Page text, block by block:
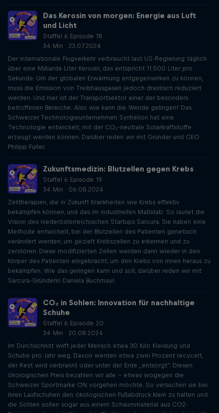
Das Kerosin von morgen: Energie aus Luft
und Licht
Staffel 6 Episode 18
34 Min · 23.07.2024
Der internationale Flugverkehr verbraucht laut US-Regierung täglich
über eine Milliarde Liter Kerosin, das entspricht 11.500 Liter pro
Sekunde. Um der globalen Erwärmung entgegenwirken zu können,
muss die Emission von Treibhausgasen jedoch drastisch reduziert
werden. Und hier ist der Transportsektor einer der besonders
betroffenen Bereiche. Also wie kann die Wende gelingen? Das
Schweizer Technologieunternehmen Synhelion hat eine
Technologie entwickelt, mit der CO₂-neutrale Solarkraftstoffe
erzeugt werden können. Darüber reden wir mit Gründer und CEO
Philipp Furler.
Zukunftsmedizin: Blutzellen gegen Krebs
Staffel 6 Episode 19
34 Min · 06.08.2024
Zelltherapien, die in Zukunft Krankheiten wie Krebs effektiv
bekämpfen können, und das im industriellen Maßstab: So lautet die
Vision des niederösterreichischen Startups Sarcura. Sie haben eine
Methode entwickelt, bei der Blutzellen des Patienten genetisch
verändert werden, um gezielt Krebszellen zu erkennen und zu
zerstören. Diese modifizierten Zellen werden dann wieder in den
Körper des Patienten eingebracht, um den Krebs von innen heraus zu
bekämpfen. Wie das gelingen kann und soll, darüber reden wir mit
Sarcura-Gründerin Daniela Buchmayr.
CO₂ in Sohlen: Innovation für nachhaltige
Schuhe
Staffel 6 Episode 20
34 Min · 20.08.2024
Im Durchschnitt wirft jeder Mensch etwa 30 Kilo Kleidung und
Schuhe pro Jahr weg. Davon werden etwa zwei Prozent recycelt,
der Rest wird verbrannt oder unter der Erde „entsorgt“. Diesen
ökologischen Preis bezahlen wir alle - etwas wogegen die
Schweizer Sportmarke ON vorgehen möchte. So versuchen sie bei
ihren Laufschuhen den ökologischen Fußabdruck klein zu halten und
die Sohlen sollen sogar aus einem Schaummaterial aus CO2-